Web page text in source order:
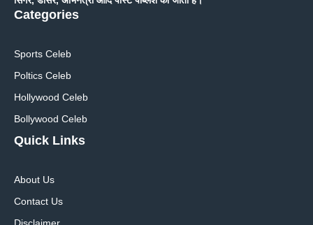
Categories
Sports Celeb
Poltics Celeb
Hollywood Celeb
Bollywood Celeb
Quick Links
About Us
Contact Us